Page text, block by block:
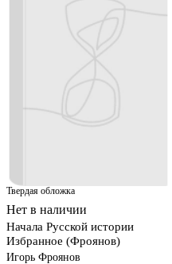
Твердая обложка
Нет в наличии
Начала Русской истории
Избранное (Фроянов)
Игорь Фроянов